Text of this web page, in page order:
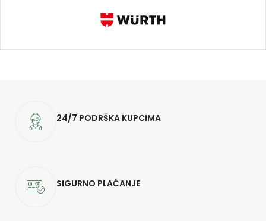
24/7 PODRŠKA KUPCIMA
SIGURNO PLAĆANJE